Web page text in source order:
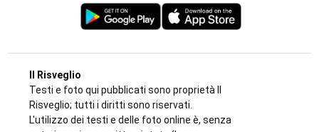
Luca Argentero sostiene Sergio:
“Ridiamogli la libertà” con un montascale
di
Angela Pastore